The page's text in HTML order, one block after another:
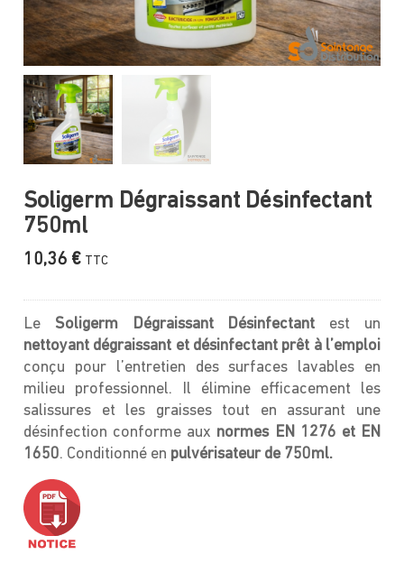
Soligerm Dégraissant Désinfectant
750ml
10,36 € TTC
Le Soligerm Dégraissant Désinfectant est un
nettoyant dégraissant et désinfectant prêt à l’emploi
conçu pour l’entretien des surfaces lavables en
milieu professionnel. Il élimine efficacement les
salissures et les graisses tout en assurant une
désinfection conforme aux normes EN 1276 et EN
1650. Conditionné en pulvérisateur de 750ml.